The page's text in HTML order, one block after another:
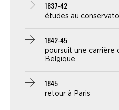
1837-42
études au
1842-45
poursuit une carrière
Belgique
1845
retour à Paris